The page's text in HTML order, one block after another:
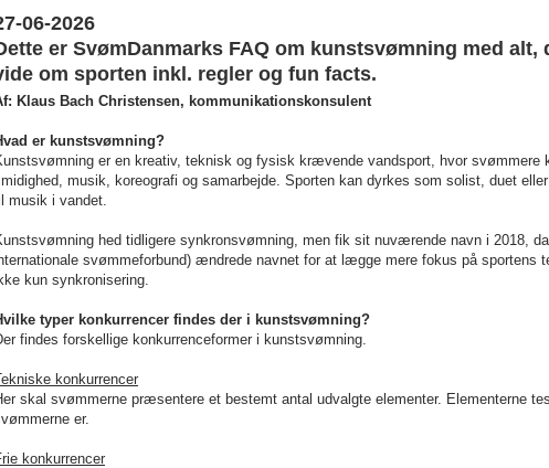
06-2026
er SvømDanmarks FAQ om kunstsvømning med alt,
om sporten inkl. regler og fun facts.
Klaus Bach Christensen, kommunikationskonsulent
er kunstsvømning?
er en kreativ, teknisk og fysisk krævende vandsport, hvor svømmere
musik, koreografi og samarbejde. Sporten kan dyrkes som solist, duet
musik i vandet.
hed tidligere synkronsvømning, men fik sit nuværende navn i 2018,
svømmeforbund) ændrede navnet for at lægge mere fokus på sportens
kun synkronisering.
typer konkurrencer findes der i kunstsvømning?
findes forskellige konkurrenceformer i kunstsvømning.
konkurrencer
skal svømmerne præsentere et bestemt antal udvalgte elementer. Elementerne
er.
konkurrencer